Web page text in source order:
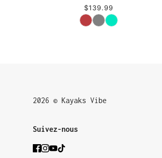
$139.99
Couleur
2026 © Kayaks Vibe
Suivez-nous